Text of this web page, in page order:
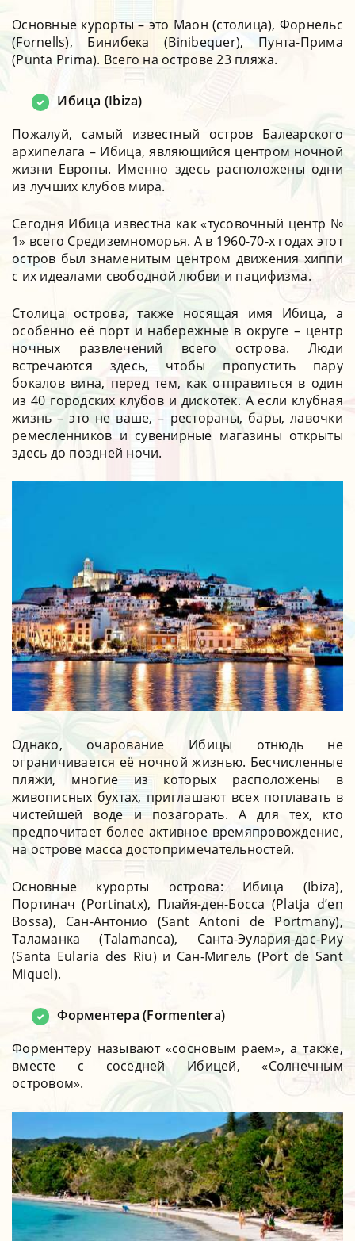
Основные курорты – это Маон (столица), Форнельс
(Fornells), Бинибека (Binibequer), Пунта-Прима
(Punta Prima). Всего на острове 23 пляжа.
Ибица (Ibiza)
Пожалуй, самый известный остров Балеарского
архипелага – Ибица, являющийся центром ночной
жизни Европы. Именно здесь расположены одни
из лучших клубов мира.
Сегодня Ибица известна как «тусовочный центр №
1» всего Средиземноморья. А в 1960-70-х годах этот
остров был знаменитым центром движения хиппи
с их идеалами свободной любви и пацифизма.
Столица острова, также носящая имя Ибица, а
особенно её порт и набережные в округе – центр
ночных развлечений всего острова. Люди
встречаются здесь, чтобы пропустить пару
бокалов вина, перед тем, как отправиться в один
из 40 городских клубов и дискотек. А если клубная
жизнь – это не ваше, – рестораны, бары, лавочки
ремесленников и сувенирные магазины открыты
здесь до поздней ночи.
Однако, очарование Ибицы отнюдь не
ограничивается её ночной жизнью. Бесчисленные
пляжи, многие из которых расположены в
живописных бухтах, приглашают всех поплавать в
чистейшей воде и позагорать. А для тех, кто
предпочитает более активное времяпровождение,
на острове масса достопримечательностей.
Основные курорты острова: Ибица (Ibiza),
Портинач (Portinatx), Плайя-ден-Босса (Platja d’en
Bossa), Сан-Антонио (Sant Antoni de Portmany),
Таламанка (Talamanca), Санта-Эулария-дас-Риу
(Santa Eularia des Riu) и Сан-Мигель (Port de Sant
Miquel).
Форментера (Formentera)
Форментеру называют «сосновым раем», а также,
вместе с соседней Ибицей, «Солнечным
островом».